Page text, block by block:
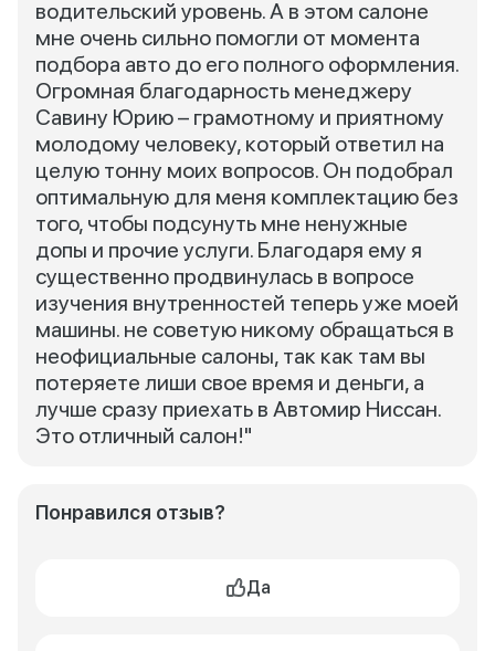
водительский уровень. А в этом салоне
мне очень сильно помогли от момента
подбора авто до его полного оформления.
Огромная благодарность менеджеру
Савину Юрию – грамотному и приятному
молодому человеку, который ответил на
целую тонну моих вопросов. Он подобрал
оптимальную для меня комплектацию без
того, чтобы подсунуть мне ненужные
допы и прочие услуги. Благодаря ему я
существенно продвинулась в вопросе
изучения внутренностей теперь уже моей
машины. не советую никому обращаться в
неофициальные салоны, так как там вы
потеряете лиши свое время и деньги, а
лучше сразу приехать в Автомир Ниссан.
Это отличный салон!"
Понравился отзыв?
Да